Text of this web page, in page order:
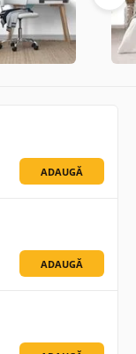
ADAUGĂ
ADAUGĂ